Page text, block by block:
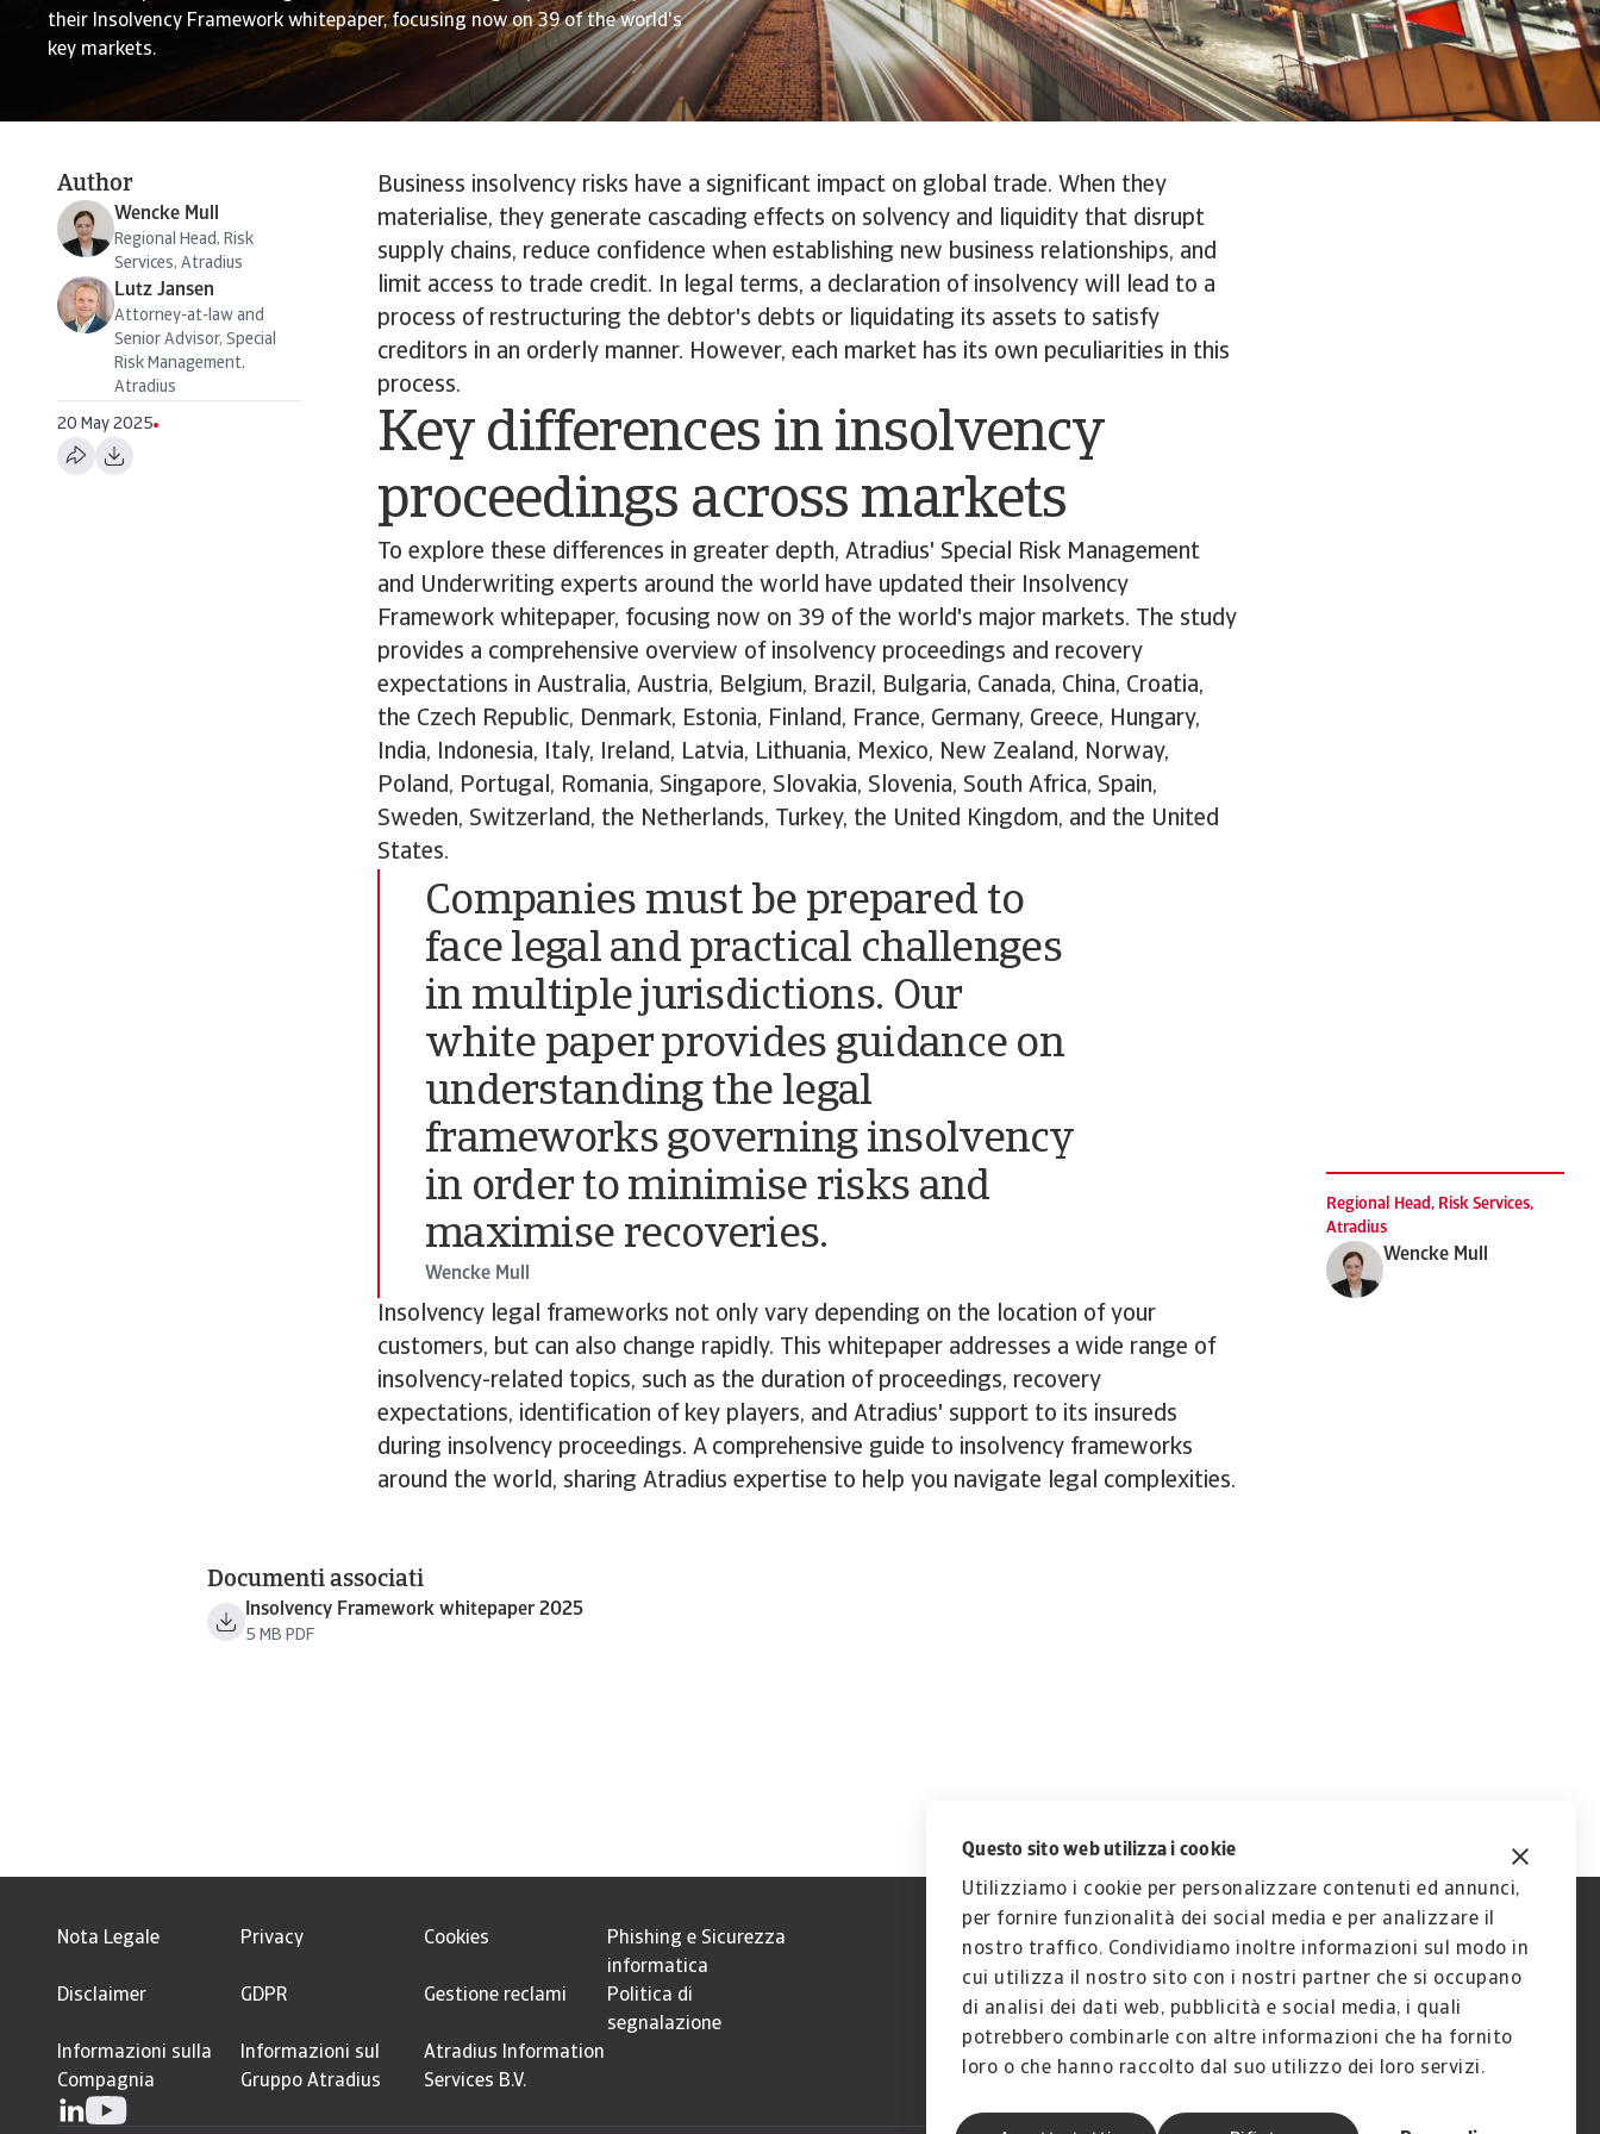
Questo sito web utilizza i cookie
Utilizziamo i cookie per personalizzare contenuti ed annunci,
per fornire funzionalità dei social media e per analizzare il
nostro traffico. Condividiamo inoltre informazioni sul modo in
cui utilizza il nostro sito con i nostri partner che si occupano
di analisi dei dati web, pubblicità e social media, i quali
potrebbero combinarle con altre informazioni che ha fornito
loro o che hanno raccolto dal suo utilizzo dei loro servizi.
their Insolvency Framework whitepaper, focusing now on 39 of the world's
key markets.
Author
Wencke Mull
Regional Head, Risk
Services, Atradius
Lutz Jansen
Attorney-at-law and
Senior Advisor, Special
Risk Management,
Atradius
20 May 2025
Business insolvency risks have a significant impact on global trade. When they
materialise, they generate cascading effects on solvency and liquidity that disrupt
supply chains, reduce confidence when establishing new business relationships, and
limit access to trade credit. In legal terms, a declaration of insolvency will lead to a
process of restructuring the debtor's debts or liquidating its assets to satisfy
creditors in an orderly manner. However, each market has its own peculiarities in this
process.
Key differences in insolvency
proceedings across markets
To explore these differences in greater depth, Atradius' Special Risk Management
and Underwriting experts around the world have updated their Insolvency
Framework whitepaper, focusing now on 39 of the world's major markets. The study
provides a comprehensive overview of insolvency proceedings and recovery
expectations in Australia, Austria, Belgium, Brazil, Bulgaria, Canada, China, Croatia,
the Czech Republic, Denmark, Estonia, Finland, France, Germany, Greece, Hungary,
India, Indonesia, Italy, Ireland, Latvia, Lithuania, Mexico, New Zealand, Norway,
Poland, Portugal, Romania, Singapore, Slovakia, Slovenia, South Africa, Spain,
Sweden, Switzerland, the Netherlands, Turkey, the United Kingdom, and the United
States.
Companies must be prepared to
face legal and practical challenges
in multiple jurisdictions. Our
white paper provides guidance on
understanding the legal
frameworks governing insolvency
in order to minimise risks and
maximise recoveries.
Wencke Mull
Regional Head, Risk Services,
Atradius
Wencke Mull
Insolvency legal frameworks not only vary depending on the location of your
customers, but can also change rapidly. This whitepaper addresses a wide range of
insolvency-related topics, such as the duration of proceedings, recovery
expectations, identification of key players, and Atradius' support to its insureds
during insolvency proceedings. A comprehensive guide to insolvency frameworks
around the world, sharing Atradius expertise to help you navigate legal complexities.
Documenti associati
Insolvency Framework whitepaper 2025
5 MB PDF
Nota Legale Privacy Cookies
Phishing e Sicurezza
informatica
Disclaimer
GDPR Gestione reclami
Politica di
segnalazione
Informazioni sulla
Compagnia
Informazioni sul
Gruppo Atradius
Atradius Information
Services B.V.